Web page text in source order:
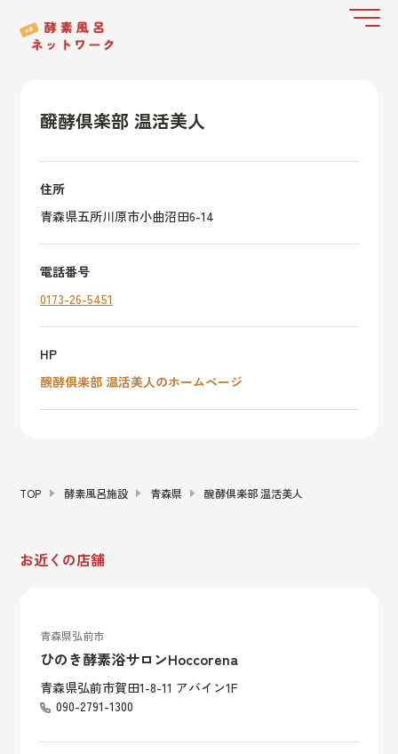
醗酵倶楽部 温活美人
住所
青森県五所川原市小曲沼田6-14
電話番号
0173-26-5451
HP
醗酵倶楽部 温活美人のホームページ
TOP 酵素風呂施設 青森県 醗酵倶楽部 温活美人
お近くの店舗
青森県弘前市
ひのき酵素浴サロンHoccorena
青森県弘前市賀田1-8-11 アバイン1F
090-2791-1300